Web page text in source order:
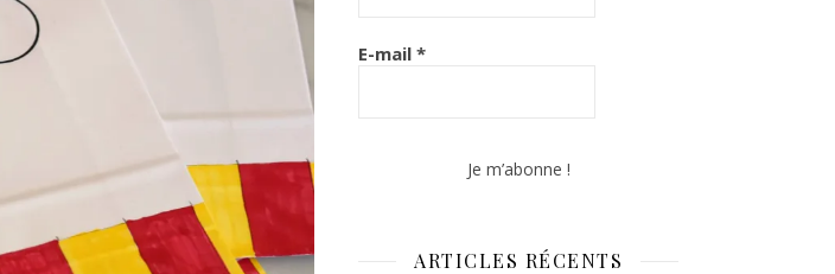
E-mail *
ARTICLES RÉCENTS